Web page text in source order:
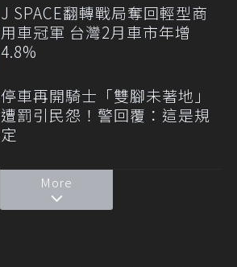
J SPACE翻轉戰局奪回輕型商
用車冠軍 台灣2月車市年增
4.8%
停車再開騎士「雙腳未著地」
遭罰引民怨！警回覆：這是規
定
More